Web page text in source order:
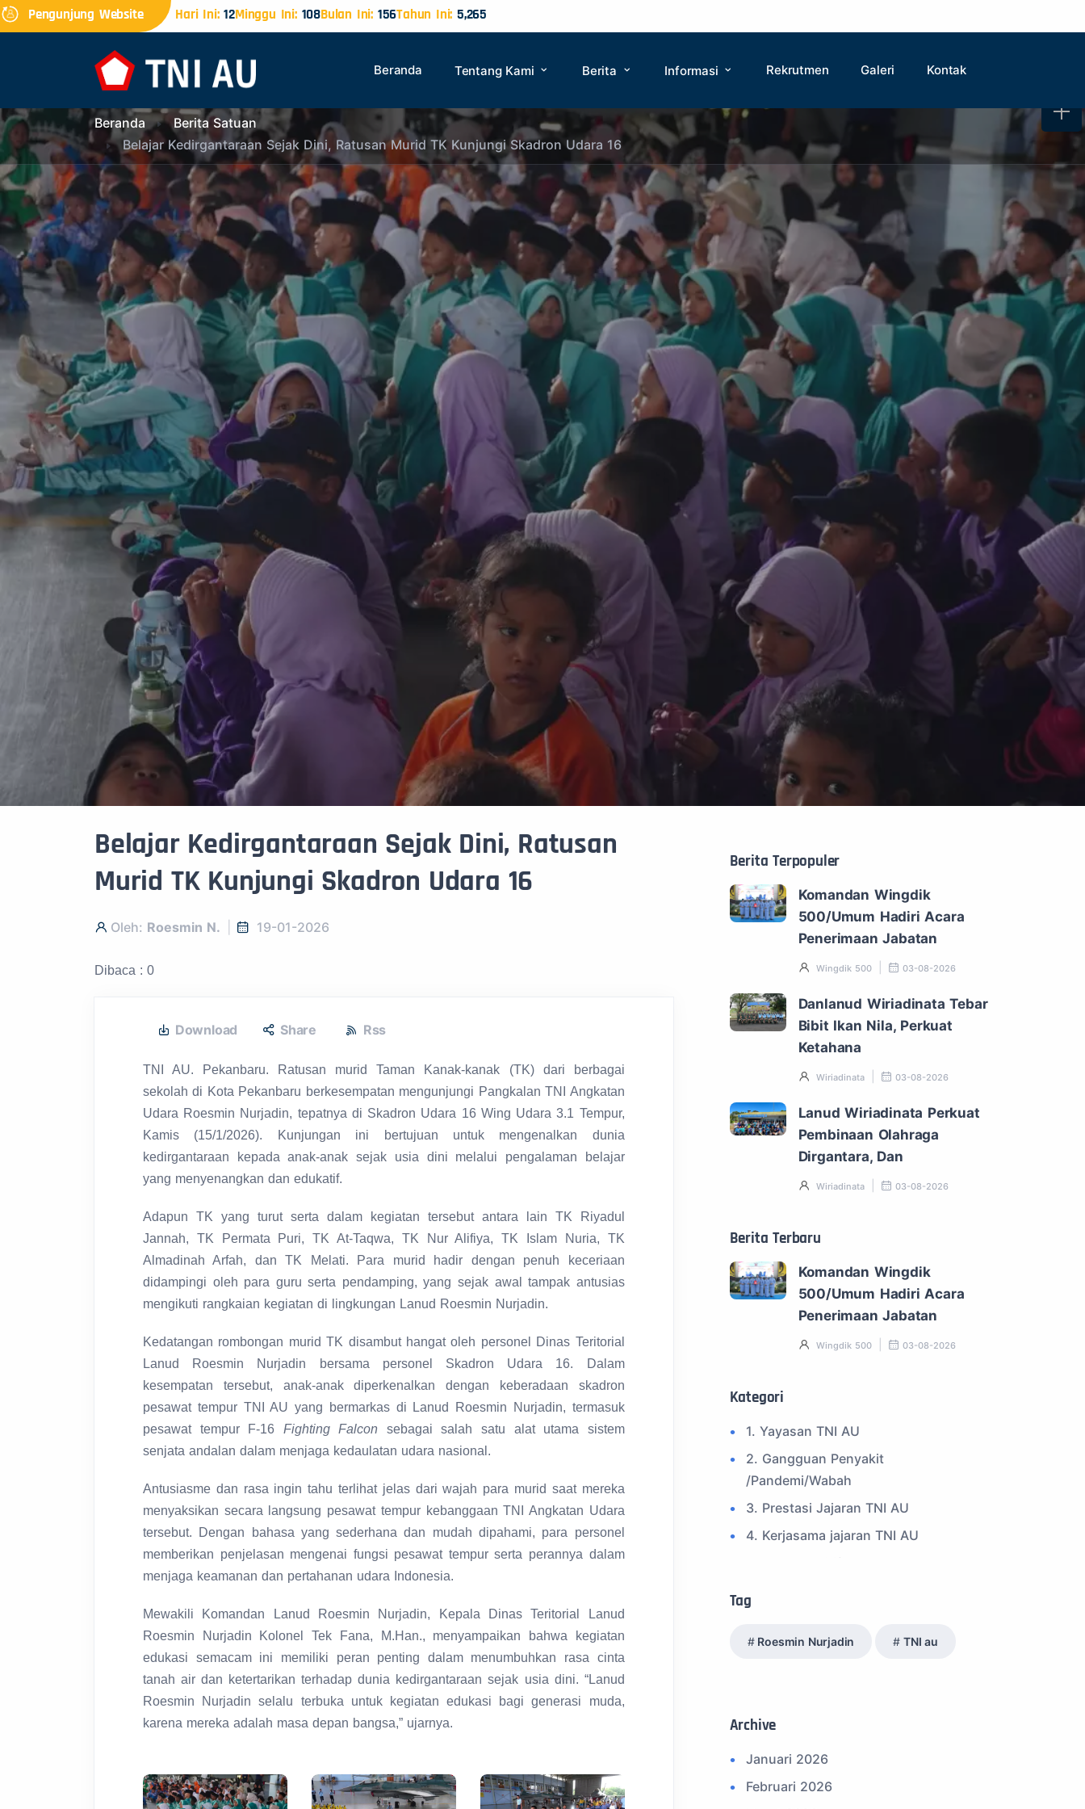
Pengunjung Website Hari Ini:12Minggu Ini:108Bulan Ini: 156Tahun Ini: 5,265
Beranda Tentang Kami Berita Informasi Rekrutmen Galeri Kontak
Beranda
Berita Satuan
Belajar Kedirgantaraan Sejak Dini, Ratusan Murid TK Kunjungi Skadron Udara 16
Belajar Kedirgantaraan Sejak Dini, Ratusan
Murid TK Kunjungi Skadron Udara 16
Oleh: Roesmin N. 19-01-2026
Dibaca : 0
Download Share Rss
TNI AU. Pekanbaru. Ratusan murid Taman Kanak-kanak (TK) dari berbagai
sekolah di Kota Pekanbaru berkesempatan mengunjungi Pangkalan TNI Angkatan
Udara Roesmin Nurjadin, tepatnya di Skadron Udara 16 Wing Udara 3.1 Tempur,
Kamis (15/1/2026). Kunjungan ini bertujuan untuk mengenalkan dunia
kedirgantaraan kepada anak-anak sejak usia dini melalui pengalaman belajar
yang menyenangkan dan edukatif.
Adapun TK yang turut serta dalam kegiatan tersebut antara lain TK Riyadul
Jannah, TK Permata Puri, TK At-Taqwa, TK Nur Alifiya, TK Islam Nuria, TK
Almadinah Arfah, dan TK Melati. Para murid hadir dengan penuh keceriaan
didampingi oleh para guru serta pendamping, yang sejak awal tampak antusias
mengikuti rangkaian kegiatan di lingkungan Lanud Roesmin Nurjadin.
Kedatangan rombongan murid TK disambut hangat oleh personel Dinas Teritorial
Lanud Roesmin Nurjadin bersama personel Skadron Udara 16. Dalam
kesempatan tersebut, anak-anak diperkenalkan dengan keberadaan skadron
pesawat tempur TNI AU yang bermarkas di Lanud Roesmin Nurjadin, termasuk
pesawat tempur F-16 Fighting Falcon sebagai salah satu alat utama sistem
senjata andalan dalam menjaga kedaulatan udara nasional.
Antusiasme dan rasa ingin tahu terlihat jelas dari wajah para murid saat mereka
menyaksikan secara langsung pesawat tempur kebanggaan TNI Angkatan Udara
tersebut. Dengan bahasa yang sederhana dan mudah dipahami, para personel
memberikan penjelasan mengenai fungsi pesawat tempur serta perannya dalam
menjaga keamanan dan pertahanan udara Indonesia.
Mewakili Komandan Lanud Roesmin Nurjadin, Kepala Dinas Teritorial Lanud
Roesmin Nurjadin Kolonel Tek Fana, M.Han., menyampaikan bahwa kegiatan
edukasi semacam ini memiliki peran penting dalam menumbuhkan rasa cinta
tanah air dan ketertarikan terhadap dunia kedirgantaraan sejak usia dini. “Lanud
Roesmin Nurjadin selalu terbuka untuk kegiatan edukasi bagi generasi muda,
karena mereka adalah masa depan bangsa,” ujarnya.
Berita Terpopuler
Komandan Wingdik
500/Umum Hadiri Acara
Penerimaan Jabatan
Wingdik 500 03-08-2026
Danlanud Wiriadinata Tebar
Bibit Ikan Nila, Perkuat
Ketahana
Wiriadinata 03-08-2026
Lanud Wiriadinata Perkuat
Pembinaan Olahraga
Dirgantara, Dan
Wiriadinata 03-08-2026
Berita Terbaru
Komandan Wingdik
500/Umum Hadiri Acara
Penerimaan Jabatan
Wingdik 500 03-08-2026
Kategori
1. Yayasan TNI AU
2. Gangguan Penyakit
/Pandemi/Wabah
3. Prestasi Jajaran TNI AU
4. Kerjasama jajaran TNI AU
8. SPAM Sosial Media
11. Info Operasi dan Latihan
12. Federasi Aero Sport Indonesia
13. Satuan Karya Dirgantara - Pramuka
Tag
Roesmin Nurjadin TNI au
Archive
Januari 2026
Februari 2026